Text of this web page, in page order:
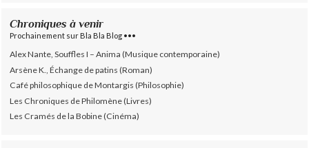
Chroniques à venir
Prochainement sur Bla Bla Blog •••
Alex Nante, Souffles I – Anima (Musique contemporaine)
Arsène K., Échange de patins (Roman)
Café philosophique de Montargis (Philosophie)
Les Chroniques de Philomène (Livres)
Les Cramés de la Bobine (Cinéma)